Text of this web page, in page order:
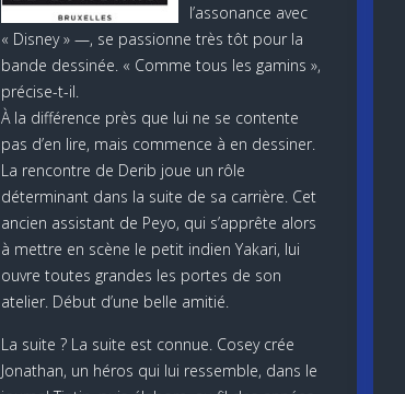
l’assonance avec
« Disney » —, se passionne très tôt pour la
bande dessinée. « Comme tous les gamins »,
précise-t-il.
À la différence près que lui ne se contente
pas d’en lire, mais commence à en dessiner.
La rencontre de Derib joue un rôle
déterminant dans la suite de sa carrière. Cet
ancien assistant de Peyo, qui s’apprête alors
à mettre en scène le petit indien Yakari, lui
ouvre toutes grandes les portes de son
atelier. Début d’une belle amitié.
La suite ? La suite est connue. Cosey crée
Jonathan, un héros qui lui ressemble, dans le